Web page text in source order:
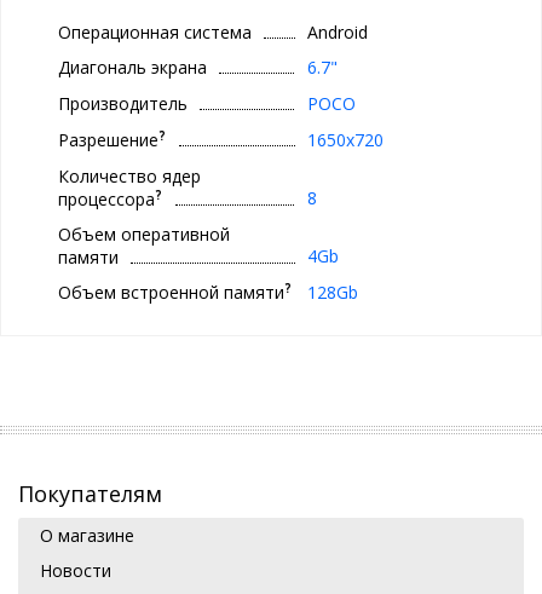
Операционная система
Android
Диагональ экрана
6.7"
Производитель
POCO
Разрешение?
1650x720
Количество ядер
процессора?
8
Объем оперативной
памяти
4Gb
Объем встроенной памяти? 128Gb
Покупателям
О магазине
Новости